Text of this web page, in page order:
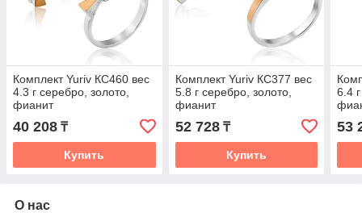
Комплект Yuriv КС460 вес
4.3 г серебро, золото,
фианит
40 208 ₸
Купить
Комплект Yuriv КС377 вес
5.8 г серебро, золото,
фианит
52 728₸
Купить
6.4
53
О нас